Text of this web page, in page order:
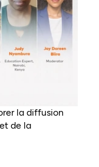
la diffusion
de la